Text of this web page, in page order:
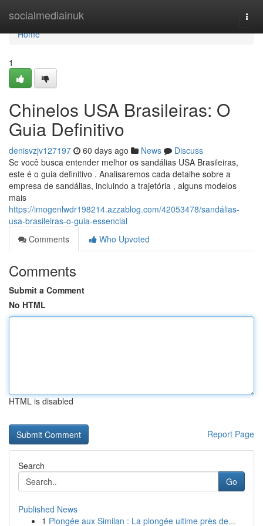
socialmediainuk
Home
Home
1
Chinelos USA Brasileiras: O
Guia Definitivo
denisvzjv127197 60 days ago News
Discuss
Se você busca entender melhor os sandálias USA Brasileiras,
este é o guia definitivo . Analisaremos cada detalhe sobre a
empresa de sandálias, incluindo a trajetória , alguns modelos
mais
https://imogenlwdr198214.azzablog.com/42053478/sandálias-
usa-brasileiras-o-guia-essencial
Comments
Who Upvoted
Comments
Submit a Comment
No HTML
HTML is disabled
Report Page
Search
Go
Published News
1 Plongée aux Similan : La plongée ultime près de...